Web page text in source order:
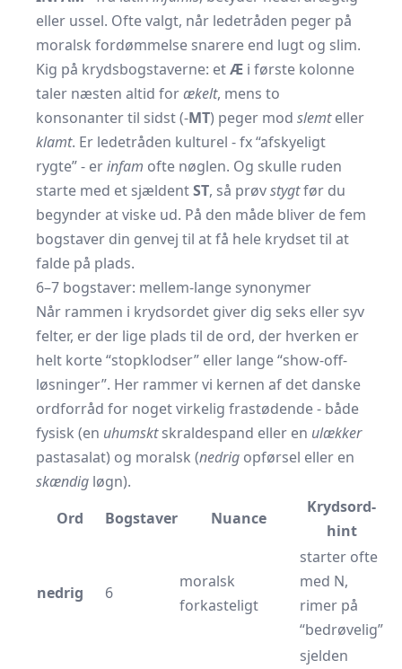
eller ussel. Ofte valgt, når ledetråden peger på
moralsk fordømmelse snarere end lugt og slim.
Kig på krydsbogstaverne: etÆ i første kolonne
taler næsten altid forækelt, mens to
konsonanter til sidst (-MT) peger mod slemteller
klamt. Er ledetråden kulturel - fx “afskyeligt
rygte” - erinfam ofte nøglen. Og skulle ruden
starte med et sjældentST, så prøvstygtfør du
begynder at viske ud. På den måde bliver de fem
bogstaver din genvej til at få hele krydset til at
falde på plads.
6–7 bogstaver: mellem-lange synonymer
Når rammen i krydsordet giver dig seks eller syv
felter, er der lige plads til de ord, der hverken er
helt korte “stopklodser” eller lange “show-off-
løsninger”. Her rammer vi kernen af det danske
ordforråd for noget virkelig frastødende - både
fysisk (en uhumsktskraldespand eller en ulækker
pastasalat) og moralsk (nedrig opførsel eller en
skændig løgn).
Ord
Bogstaver Nuance
Krydsord-
hint
nedrig 6
moralsk
forkasteligt
starter ofte
med N,
rimer på
“bedrøvelig”
sjelden